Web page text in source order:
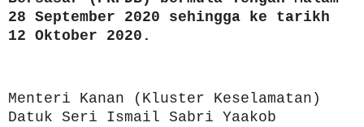
28 September 2020 sehingga ke tarikh
12 Oktober 2020.
Menteri Kanan (Kluster Keselamatan)
Datuk Seri Ismail Sabri Yaakob